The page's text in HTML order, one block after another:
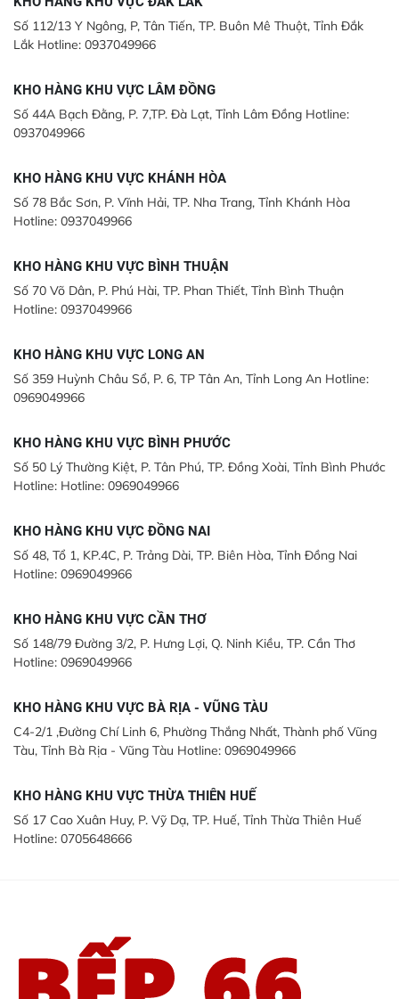
Số 112/13 Y Ngông, P, Tân Tiến, TP. Buôn Mê Thuột, Tỉnh Đắk
Lắk Hotline: 0937049966
KHO HÀNG KHU VỰC LÂM ĐỒNG
Số 44A Bạch Đằng, P. 7,TP. Đà Lạt, Tỉnh Lâm Đồng Hotline:
0937049966
KHO HÀNG KHU VỰC KHÁNH HÒA
Số 78 Bắc Sơn, P. Vĩnh Hải, TP. Nha Trang, Tỉnh Khánh Hòa
Hotline: 0937049966
KHO HÀNG KHU VỰC BÌNH THUẬN
Số 70 Võ Dân, P. Phú Hài, TP. Phan Thiết, Tỉnh Bình Thuận
Hotline: 0937049966
KHO HÀNG KHU VỰC LONG AN
Số 359 Huỳnh Châu Sổ, P. 6, TP Tân An, Tỉnh Long An Hotline:
0969049966
KHO HÀNG KHU VỰC BÌNH PHƯỚC
Số 50 Lý Thường Kiệt, P. Tân Phú, TP. Đồng Xoài, Tỉnh Bình Phước
Hotline: Hotline: 0969049966
KHO HÀNG KHU VỰC ĐỒNG NAI
Số 48, Tổ 1, KP.4C, P. Trảng Dài, TP. Biên Hòa, Tỉnh Đồng Nai
Hotline: 0969049966
KHO HÀNG KHU VỰC CẦN THƠ
Số 148/79 Đường 3/2, P. Hưng Lợi, Q. Ninh Kiều, TP. Cần Thơ
Hotline: 0969049966
KHO HÀNG KHU VỰC BÀ RỊA - VŨNG TÀU
C4-2/1 ,Đường Chí Linh 6, Phường Thắng Nhất, Thành phố Vũng
Tàu, Tỉnh Bà Rịa - Vũng Tàu Hotline: 0969049966
KHO HÀNG KHU VỰC THỪA THIÊN HUẾ
Số 17 Cao Xuân Huy, P. Vỹ Dạ, TP. Huế, Tỉnh Thừa Thiên Huế
Hotline: 0705648666